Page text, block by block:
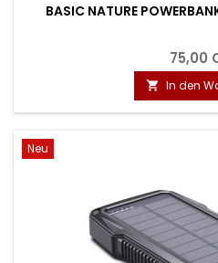
BASIC NATURE
75,00
 In den
Neu